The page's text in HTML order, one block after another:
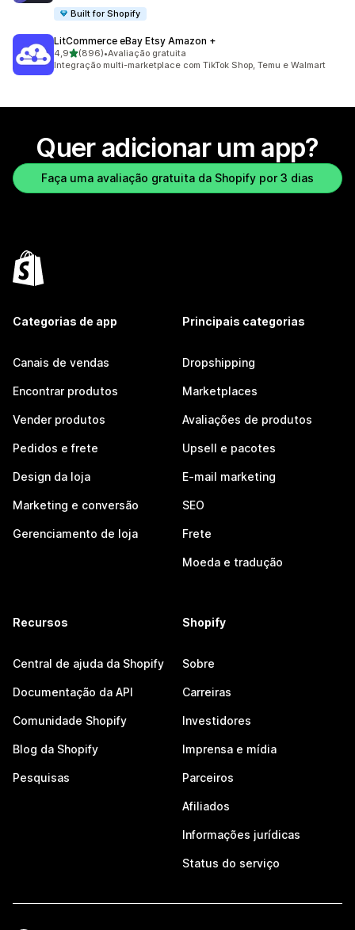
Built for Shopify
LitCommerce eBay Etsy Amazon +
4,9de 5 estrelas
(896)
896 avaliações ao todo
•Avaliação gratuita
Integração multi-marketplace com TikTok Shop, Temu e Walmart
Quer adicionar um app?
Faça uma avaliação gratuita da Shopify por 3 dias
Categorias de app
Canais de vendas
Encontrar produtos
Vender produtos
Pedidos e frete
Design da loja
Marketing e conversão
Gerenciamento de loja
Principais categorias
Dropshipping
Marketplaces
Avaliações de produtos
Upsell e pacotes
E-mail marketing
SEO
Frete
Moeda e tradução
Recursos
Central de ajuda da Shopify
Documentação da API
Comunidade Shopify
Blog da Shopify
Pesquisas
Shopify
Sobre
Carreiras
Investidores
Imprensa e mídia
Parceiros
Afiliados
Informações jurídicas
Status do serviço